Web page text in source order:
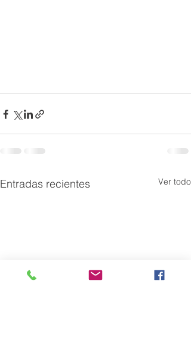
Entradas recientes Ver todo